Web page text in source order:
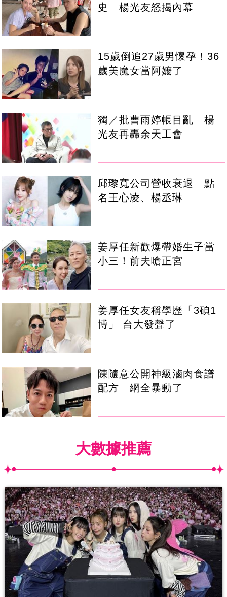
史 楊光友怒揭內幕
15歲倒追27歲男懷孕！36
歲美魔女當阿嬤了
獨／批曹雨婷帳目亂 楊
光友再轟余天工會
邱瓈寬公司營收衰退 點
名王心凌、楊丞琳
姜厚任新歡爆帶婚生子當
小三！前夫嗆正宮
姜厚任女友稱學歷「3碩1
博」 台大發聲了
陳隨意公開神級滷肉食譜
配方 網全暴動了
大數據推薦